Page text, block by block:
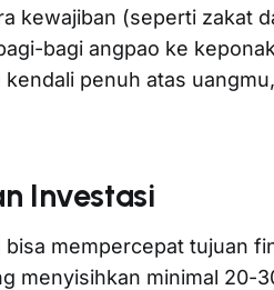
kewajiban (seperti zakat
bagi angpao ke
penuh atas uangmu,
Investasi
mempercepat tujuan
menyisihkan minimal 20-